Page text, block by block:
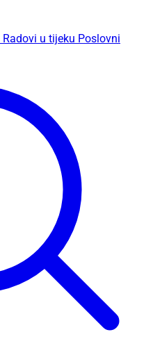
Radovi u tijeku Poslovni